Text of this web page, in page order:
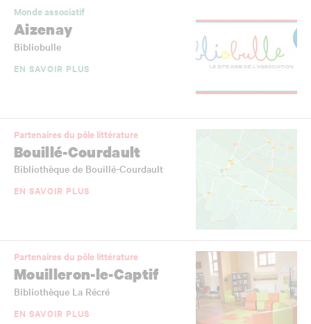
Monde associatif
Aizenay
Bibliobulle
EN SAVOIR PLUS
Partenaires du pôle littérature
Bouillé-Courdault
Bibliothèque de Bouillé-Courdault
EN SAVOIR PLUS
Partenaires du pôle littérature
Mouilleron-le-Captif
Bibliothèque La Récré
EN SAVOIR PLUS